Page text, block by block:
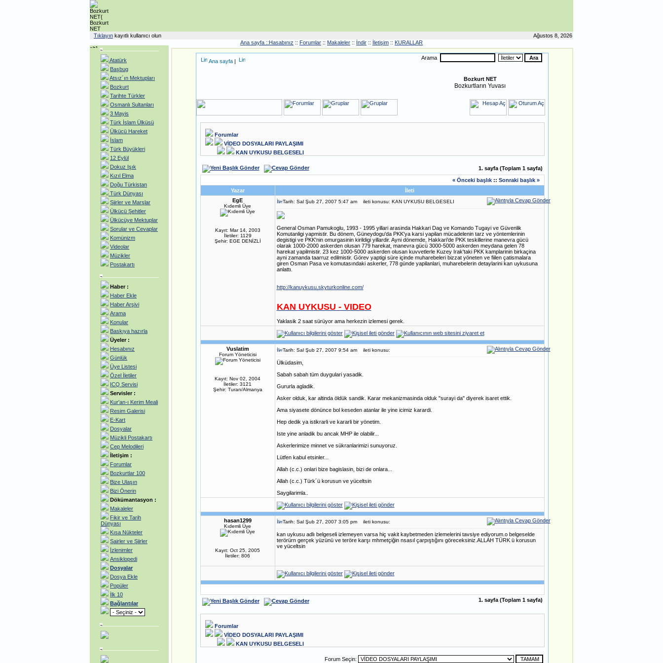
Tıklayın kayıtlı kullanıcı olun
Ağustos 8, 2026
Ana sayfa ::Hasabınız :: Forumlar :: Makaleler :: İndir :: İletişim :: KURALLAR
Atatürk
Başbug
Atsız´ın Mektupları
Bozkurt
Tarihte Türkler
Osmanlı Sultanları
3 Mayis
Türk İslam Ülküsü
Ülkücü Hareket
İslam
Türk Büyükleri
12 Eylül
Dokuz Işık
Kızıl Elma
Doğu Türkistan
Türk Dünyası
Şiirler ve Marşlar
Ülkücü Şehitler
Ülkücüye Mektuplar
Sorular ve Cevaplar
Komünizm
Videolar
Müzikler
Postakartı
Haber :
Haber Ekle
Haber Arşivi
Arama
Konular
Baskıya hazırla
Üyeler :
Hesabınız
Günlük
Üye Listesi
Özel İletiler
ICQ Servisi
Servisler :
Kur'an-ı Kerim Meali
Resim Galerisi
E-Kart
Dosyalar
Müzikli Postakartı
Cep Melodileri
İletişim :
Forumlar
Bozkurtlar 100
Bize Ulaşın
Bizi Önerin
Dökümantasyon :
Makaleler
Fikir ve Tarih
Dünyası
Kısa Nükteler
Şairler ve Şiirler
İzlenimler
Ansiklopedi
Dosyalar
Dosya Ekle
Popüler
İlk 10
Bağlantılar
Ana sayfa |
Arama
Bozkurt NET
Bozkurtların Yuvası
Forumlar
VİDEO DOSYALARI PAYLAŞIMI
KAN UYKUSU BELGESELI
1. sayfa (Toplam 1sayfa)
« Önceki başlık:: Sonraki başlık »
Yazar
İleti
EgE
Kıdemli Üye
Kayıt: Mar 14, 2003
İletiler: 1129
Şehir: EGE DENİZLİ
Tarih: Sal Şub 27, 2007 5:47 am ileti konusu: KAN UYKUSU BELGESELI
General Osman Pamukoglu, 1993 - 1995 yillari arasinda Hakkari Dag ve Komando Tugayi ve Güvenlik
Komutanligi yapmistir. Bu dönem, Güneydogu'da PKK'ya karsi yapilan mücadelenin tarz ve yöntemlerinin
degistigi ve PKK'nin omurgasinin kirildigi yillardir. Ayni dönemde, Hakkari'de PKK teskillerine manevra gücü
olarak 1000-2000 askerden olusan 779 harekat, manevra gücü 3000-5000 askerden meydana gelen 78
harekat yapilmistir. 23 kez 1000-5000 askerden olusan kuvvetlerle Kuzey Irak'taki PKK kamplarinin birkaçina
ayni zamanda taarruz edilmistir. Görev yaptigi süre içinde muharebeleri bizzat yöneten ve fiilen çatismalara
giren Osman Pasa ve komutasındaki askerler, 778 günde yapilanlari, muharebelerin detaylarini kan uykusuna
anlattı.
http://kanuykusu.skyturkonline.com/
KAN UYKUSU - VIDEO
Yaklasik 2 saat sürüyor ama herkezin izlemesi gerek.
Vuslatim
Forum Yöneticisi
Kayıt: Nov 02, 2004
İletiler: 3121
Şehir: Turan/Almanya
Tarih: Sal Şub 27, 2007 9:54 am ileti konusu:
Ülküdasim,
Sabah sabah tüm duygulari yasadik.
Gururla agladik.
Asker olduk, kar altinda öldük sandik. Karar mekanizmasinda olduk "surayi da" diyerek isaret ettik.
Ama siyasete dönünce bol keseden atanlar ile yine icimiz karardi.
Hep dedik ya istikrarli ve kararli bir yönetim.
Iste yine anladik bu ancak MHP ile olabilir...
Askerlerimize minnet ve sükranlarimizi sunuyoruz.
Lütfen kabul etsinler...
Allah (c.c.) onlari bize bagislasin, bizi de onlara...
Allah (c.c.) Türk´ü korusun ve yüceltsin
Saygilarimla..
hasan1299
Kıdemli Üye
Kayıt: Oct 25, 2005
İletiler: 806
Tarih: Sal Şub 27, 2007 3:05 pm ileti konusu:
kan uykusu adlı belgeseli izlemeyen varsa hiç vakit kaybetmeden izlemelerini tavsiye ediyorum.o belgeselde
terörürn gerçek yüzünü ve teröre karşı mhmetçiğin nsasıl çarpıştığını göreceksiniz.ALLAH TÜRK ü korusun
ve yüceltsin
1. sayfa (Toplam 1sayfa)
Forumlar
VİDEO DOSYALARI PAYLAŞIMI
KAN UYKUSU BELGESELI
Forum Seçin: